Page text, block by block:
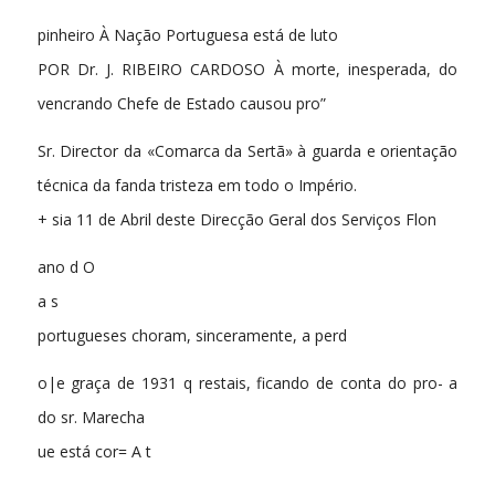
pinheiro À Nação Portuguesa está de luto
POR Dr. J. RIBEIRO CARDOSO À morte, inesperada, do
vencrando Chefe de Estado causou pro”
Sr. Director da «Comarca da Sertã» à guarda e orientação
técnica da fanda tristeza em todo o Império.
+ sia 11 de Abril deste Direcção Geral dos Serviços Flon
ano d O
a s
portugueses choram, sinceramente, a perd
o|e graça de 1931 q restais, ficando de conta do pro- a
do sr. Marecha
ue está cor= A t